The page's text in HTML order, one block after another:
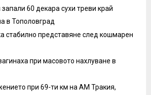
60 декара сухи треви край
в Тополовград
стабилно представяне след кошмарен
при масовото нахлуване в
при 69-ти км на АМ Тракия,